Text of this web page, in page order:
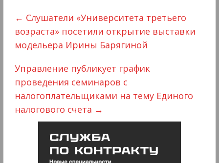
← Слушатели «Университета третьего
возраста» посетили открытие выставки
модельера Ирины Барягиной
Управление публикует график
проведения семинаров с
налогоплательщиками на тему Единого
налогового счета →